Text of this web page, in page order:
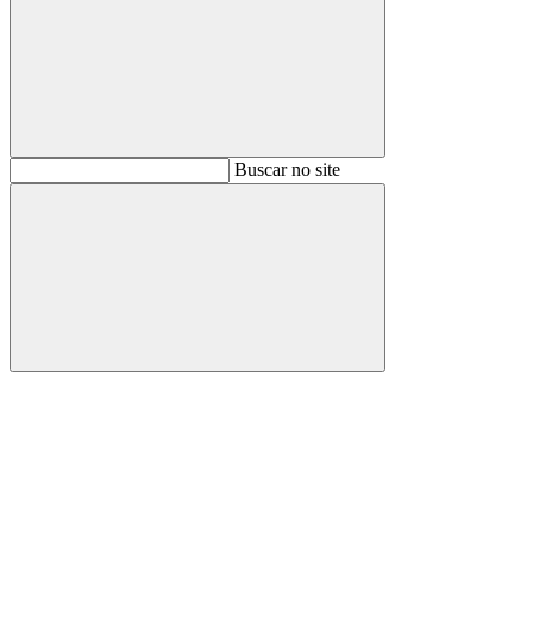
BuscarBuscar no site
Buscar